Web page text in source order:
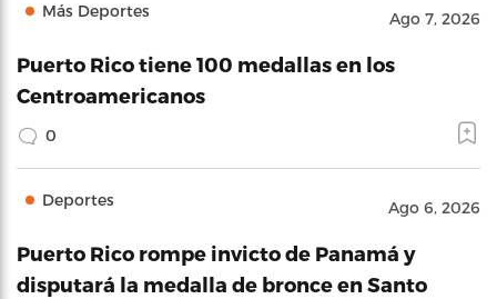
Más Deportes Ago 7, 2026
Puerto Rico tiene 100 medallas en los
Centroamericanos
0
Deportes Ago 6, 2026
Puerto Rico rompe invicto de Panamá y
disputará la medalla de bronce en Santo